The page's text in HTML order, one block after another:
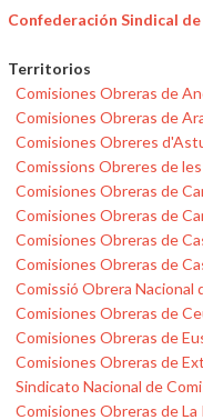
Confederación Sindical
Territorios
Comisiones Obreras de
Comisiones Obreras de
Comisiones Obreres
Comissions Obreres de
Comisiones Obreras de
Comisiones Obreras de
Comisiones Obreras de
Comisiones Obreras de
Comissió Obrera Nacional
Comisiones Obreras de
Comisiones Obreras de
Comisiones Obreras de
Sindicato Nacional de
Comisiones Obreras de La